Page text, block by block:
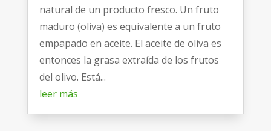
natural de un producto fresco. Un fruto
maduro (oliva) es equivalente a un fruto
empapado en aceite. El aceite de oliva es
entonces la grasa extraída de los frutos
del olivo. Está...
leer más